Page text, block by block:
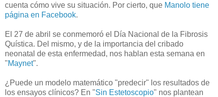
cuenta cómo vive su situación. Por cierto, que Manolo tiene
página en Facebook.
El 27 de abril se conmemoró el Día Nacional de la Fibrosis
Quística. Del mismo, y de la importancia del cribado
neonatal de esta enfermedad, nos hablan esta semana en
"Maynet".
¿Puede un modelo matemático "predecir" los resultados de
los ensayos clínicos? En "Sin Estetoscopio" nos plantean